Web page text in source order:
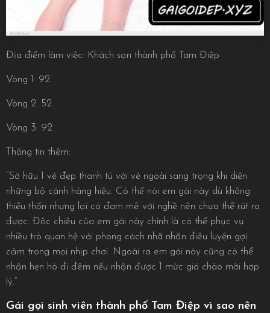
Địa điểm làm việc: Khách sạn thành phố Tam Điệp
Vòng 1: 92
Vòng 2: 52
Vòng 3: 92
Thông tin thêm:
“Sở hữu 1 vẻ đẹp thanh tú với vẻ ngoài sang trọng khi diện
những bộ cánh hàng hiệu. Có thể nói em gái này dù không
thiếu thốn nhưng lại có đam mê với nghề nên chưa thể rút ra
được. Độc chiêu của em gái này chính là có thể phục vụ
nhiều trò quan hệ với phong cách nhã nhặn điêu luyện gợi
cảm trong mọi nhịp chơi. Ngoài ra em gái này cũng có thể
nhận hẹn hò đi đêm nếu nhận được 1 mức giá chào mời hợp
lý.”
Gái gọi sinh viên thành phố Tam Điệp vì sao nên